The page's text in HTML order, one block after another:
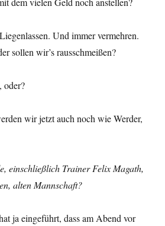
Und immer vermehren.
sollen wir’s rausschmeißen?
oder?
wir jetzt auch noch wie Werder,
einschließlich Trainer Felix Magath,
alten Mannschaft?
ja eingeführt, dass am Abend vor